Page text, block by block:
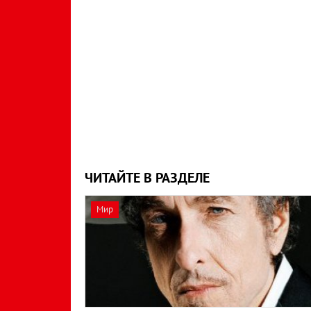
ЧИТАЙТЕ В РАЗДЕЛЕ
Мир